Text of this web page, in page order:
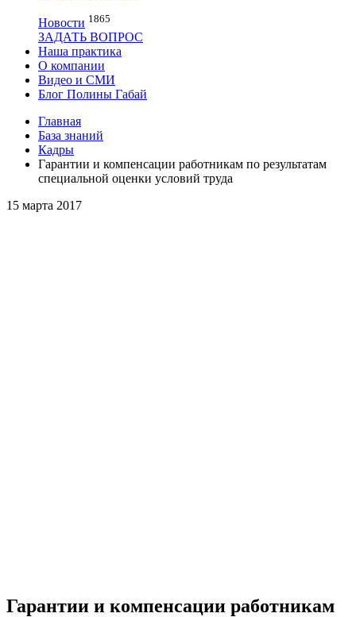
Новости 1865
ЗАДАТЬ ВОПРОС
Наша практика
О компании
Видео и СМИ
Блог Полины Габай
Главная
База знаний
Кадры
Гарантии и компенсации работникам по результатам
специальной оценки условий труда
15 марта 2017
Гарантии и компенсации работникам